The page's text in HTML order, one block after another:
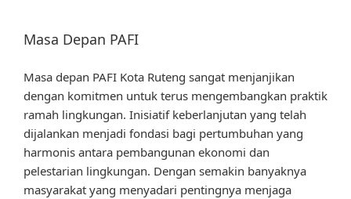
Masa Depan PAFI
Masa depan PAFI Kota Ruteng sangat menjanjikan
dengan komitmen untuk terus mengembangkan praktik
ramah lingkungan. Inisiatif keberlanjutan yang telah
dijalankan menjadi fondasi bagi pertumbuhan yang
harmonis antara pembangunan ekonomi dan
pelestarian lingkungan. Dengan semakin banyaknya
masyarakat yang menyadari pentingnya menjaga